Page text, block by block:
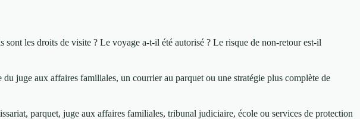
les droits de visite ? Le voyage a-t-il été autorisé ? Le risque de non-retour est-il
juge aux affaires familiales, un courrier au parquet ou une stratégie plus complète de
parquet, juge aux affaires familiales, tribunal judiciaire, école ou services de protection